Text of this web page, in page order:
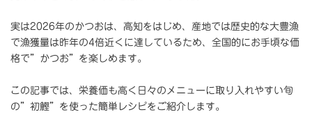
実は2026年のかつおは、高知をはじめ、産地では歴史的な大豊漁
で漁獲量は昨年の4倍近くに達しているため、全国的にお手頃な価
格で”かつお”を楽しめます。
この記事では、栄養価も高く日々のメニューに取り入れやすい旬
の”初鰹”を使った簡単レシピをご紹介します。